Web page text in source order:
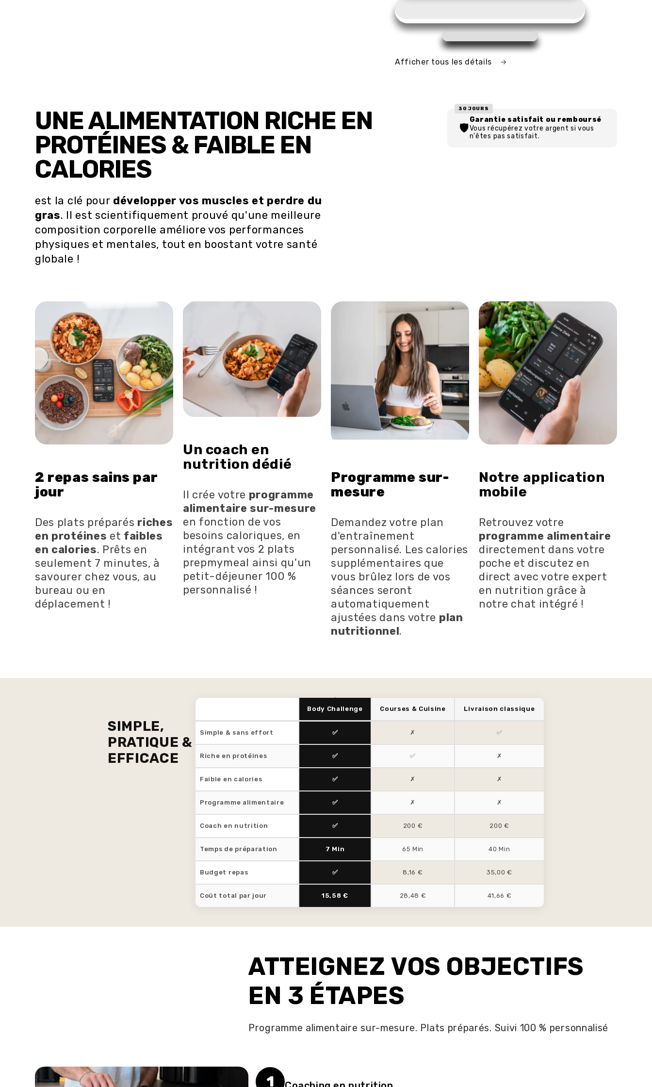
Afficher tous les détails
UNE ALIMENTATION RICHE EN
PROTÉINES & FAIBLE EN
CALORIES
est la clé pour développer vos muscles et perdre du
gras. Il est scientifiquement prouvé qu'une meilleure
composition corporelle améliore vos performances
physiques et mentales, tout en boostant votre santé
globale !
30 JOURS
🛡️
Garantie satisfait ou remboursé
Vous récupérez votre argent si vous
n'êtes pas satisfait.
2 repas sains par
jour
Des plats préparés riches
en protéines et faibles
en calories. Prêts en
seulement 7 minutes, à
savourer chez vous, au
bureau ou en
déplacement !
Un coach en
nutrition dédié
Il crée votre programme
alimentaire sur-mesure
en fonction de vos
besoins caloriques, en
intégrant vos 2 plats
prepmymeal ainsi qu'un
petit-déjeuner 100 %
personnalisé !
Programme sur-
mesure
Demandez votre plan
d'entraînement
personnalisé. Les calories
supplémentaires que
vous brûlez lors de vos
séances seront
automatiquement
ajustées dans votre plan
nutritionnel.
Notre application
mobile
Retrouvez votre
programme alimentaire
directement dans votre
poche et discutez en
direct avec votre expert
en nutrition grâce à
notre chat intégré !
SIMPLE,
PRATIQUE &
EFFICACE
Body Challenge Courses & Cuisine Livraison classique
Simple & sans effort ✅ ✗ ✅
Riche en protéines ✅ ✅ ✗
Faible en calories ✅ ✗ ✗
Programme alimentaire ✅ ✗ ✗
Coach en nutrition ✅ 200 € 200 €
Temps de préparation 7 Min 65 Min 40 Min
Budget repas ✅ 8,16 € 35,00 €
Coût total par jour 15,58 € 28,48 € 41,66 €
ATTEIGNEZ VOS OBJECTIFS
EN 3 ÉTAPES
Programme alimentaire sur-mesure. Plats préparés. Suivi 100 % personnalisé
1